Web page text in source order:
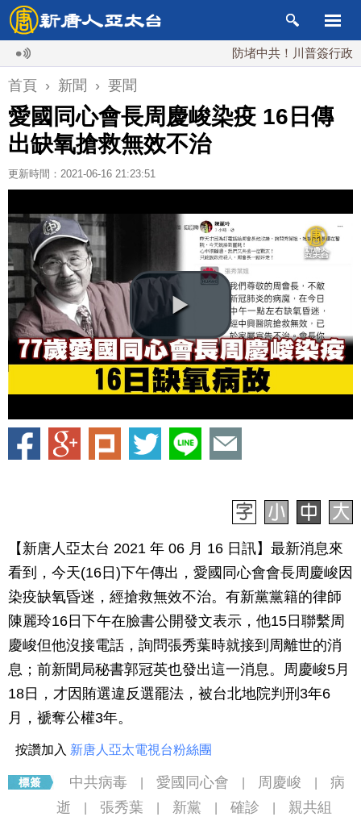
防堵中共！川普簽行政令 對
首頁 › 新聞 › 要聞
愛國同心會長周慶峻染疫 16日傳
出缺氧搶救無效不治
更新時間：2021-06-16 21:23:51
【新唐人亞太台 2021 年 06 月 16 日訊】最新消息來
看到，今天(16日)下午傳出，愛國同心會會長周慶峻因
染疫缺氧昏迷，經搶救無效不治。有新黨黨籍的律師
陳麗玲16日下午在臉書公開發文表示，他15日聯繫周
慶峻但他沒接電話，詢問張秀葉時就接到周離世的消
息；前新聞局秘書郭冠英也發出這一消息。周慶峻5月
18日，才因賄選違反選罷法，被台北地院判刑3年6
月，褫奪公權3年。
按讚加入 新唐人亞太電視台粉絲團
中共病毒 愛國同心會 周慶峻
病
逝
張秀葉 新黨 確診
親共組